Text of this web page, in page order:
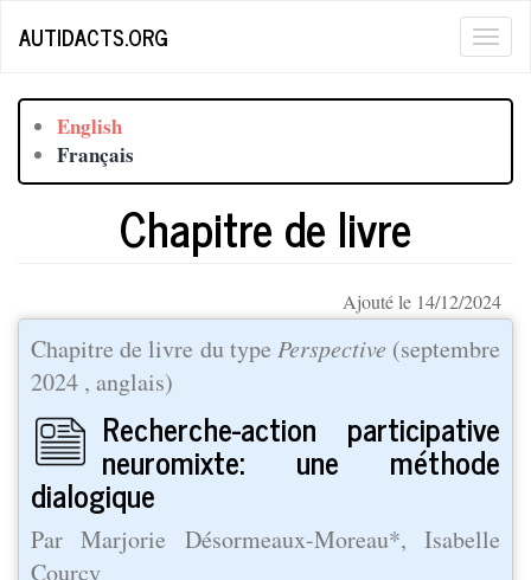
AUTIDACTS.ORG
English
Français
Chapitre de livre
Ajouté le 14/12/2024
Chapitre de livre du type Perspective (septembre
2024 , anglais)
Recherche-action participative
neuromixte: une méthode
dialogique
Par Marjorie Désormeaux-Moreau*, Isabelle
Courcy